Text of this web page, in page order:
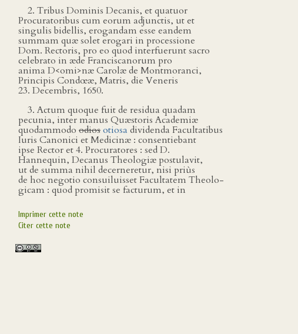
2. Tribus Dominis Decanis, et quatuor
Procuratoribus cum eorum adjunctis, ut et
singulis bidellis, erogandam esse eandem
summam quæ solet erogari in processione
Dom. Rectoris, pro eo quod interfuerunt sacro
celebrato in æde Franciscanorum pro
anima D<omi>næ Carolæ de Montmoranci,
Principis Condœæ, Matris, die Veneris
23. Decembris, 1650.
3. Actum quoque fuit de residua quadam
pecunia, inter manus Quæstoris Academiæ
quodammodo odiosotiosa dividenda Facultatibus
Iuris Canonici et Medicinæ : consentiebant
ipse Rector et 4. Procuratores : sed D.
Hannequin, Decanus Theologiæ postulavit,
ut de summa nihil decerneretur, nisi priùs
de hoc negotio consuiluisset Facultatem Theolo-
gicam : quod promisit se facturum, et in
Imprimer cette note
Citer cette note